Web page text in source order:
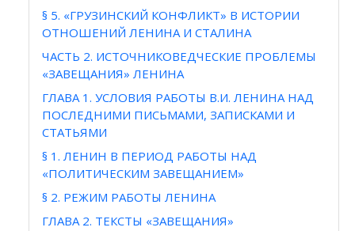
§ 5. «ГРУЗИНСКИЙ КОНФЛИКТ» В ИСТОРИИ
ОТНОШЕНИЙ ЛЕНИНА И СТАЛИНА
ЧАСТЬ 2. ИСТОЧНИКОВЕДЧЕСКИЕ ПРОБЛЕМЫ
«ЗАВЕЩАНИЯ» ЛЕНИНА
ГЛАВА 1. УСЛОВИЯ РАБОТЫ В.И. ЛЕНИНА НАД
ПОСЛЕДНИМИ ПИСЬМАМИ, ЗАПИСКАМИ И
СТАТЬЯМИ
§ 1. ЛЕНИН В ПЕРИОД РАБОТЫ НАД
«ПОЛИТИЧЕСКИМ ЗАВЕЩАНИЕМ»
§ 2. РЕЖИМ РАБОТЫ ЛЕНИНА
ГЛАВА 2. ТЕКСТЫ «ЗАВЕЩАНИЯ»